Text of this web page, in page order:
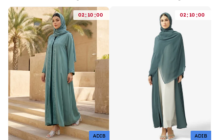
02:10 :00
ADIB
02:10 :00
ADIB